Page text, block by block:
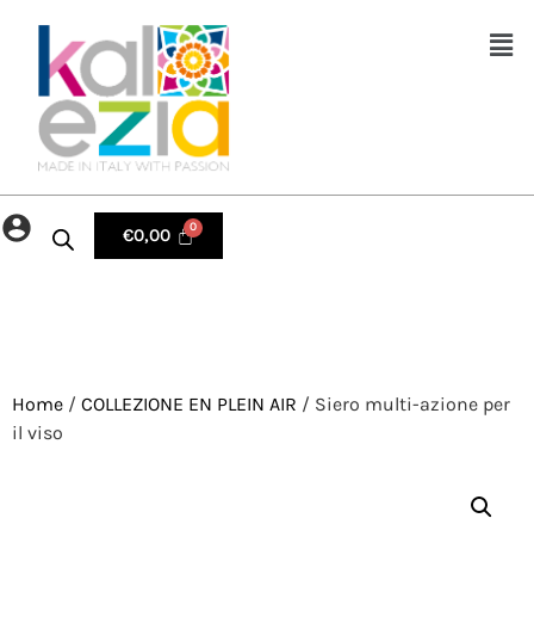
€0,00
Home / COLLEZIONE EN PLEIN AIR / Siero multi-azione per
il viso